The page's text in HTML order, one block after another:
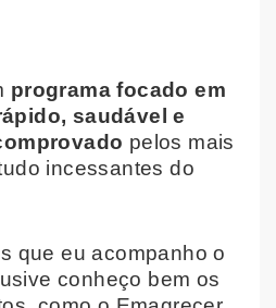
programa focado em
saudável e
pelos mais
incessantes do
que eu acompanho o
conheço bem os